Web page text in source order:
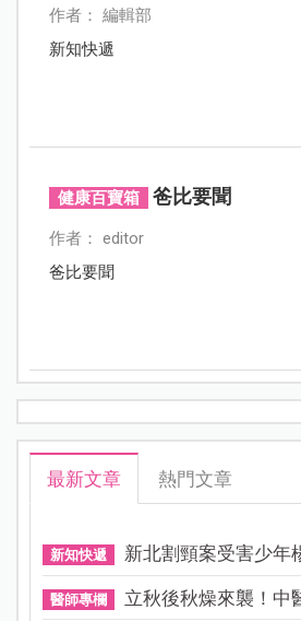
作者： 編輯部
新知快遞
健康百寶箱 爸比要聞
作者： editor
爸比要聞
最新文章 熱門文章
新知快遞 新北割頸案受害少年
醫師專欄 立秋後秋燥來襲！中